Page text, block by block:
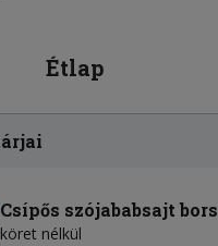
Étlap
Csípős szójababsajt
köret nélkül